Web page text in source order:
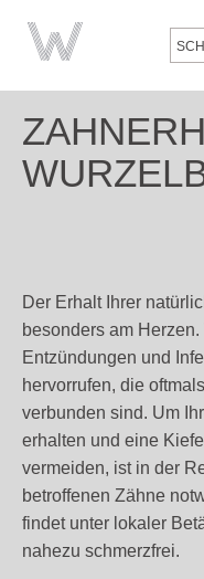
Der Erhalt Ihrer
besonders am
Entzündungen und
hervorrufen, die
verbunden sind. Um
erhalten und eine
vermeiden, ist in der
betroffenen Zähne
findet unter lokaler
nahezu schmerzfrei.